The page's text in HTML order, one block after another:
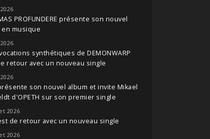
PROFUNDERE présente son nouvel
en musique
synthétiques de DEMONWARP
retour avec un nouveau single
son nouvel album et invite Mikael
d'OPETH sur son premier single
2026
de retour avec un nouveau single
2026